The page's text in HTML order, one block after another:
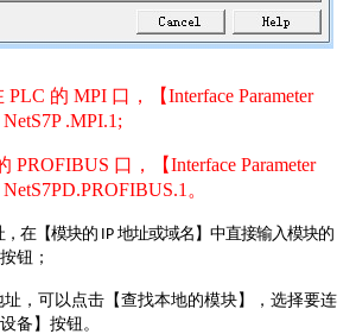
的 MPI 口，【Interface Parameter
.MPI.1;
PROFIBUS 口，【Interface Parameter
。
，在【模块的 IP 地址或域名】中直接输入模块的
钮；
址，可以点击【查找本地的模块】，选择要连
备】按钮。